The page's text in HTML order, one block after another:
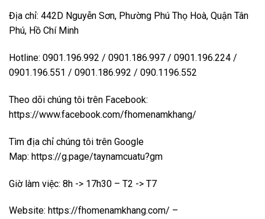
Địa chỉ: 442D Nguyễn Sơn, Phường Phú Thọ Hoà, Quận Tân
Phú, Hồ Chí Minh
Hotline: 0901.196.992 / 0901.186.997 / 0901.196.224 /
0901.196.551 / 0901.186.992 / 090.1196.552
Theo dõi chúng tôi trên Facebook:
https://www.facebook.com/fhomenamkhang/
Tìm địa chỉ chúng tôi trên Google
Map: https://g.page/taynamcuatu?gm
Giờ làm việc: 8h -> 17h30 – T2 -> T7
Website: https://fhomenamkhang.com/ –